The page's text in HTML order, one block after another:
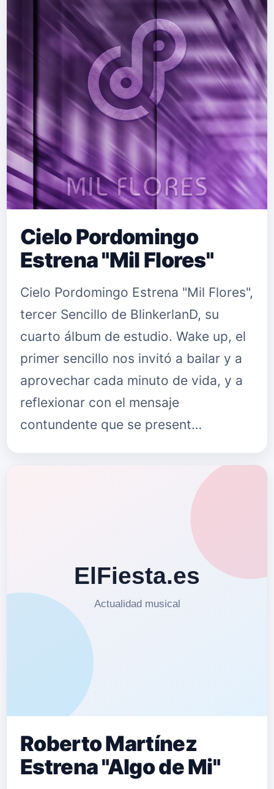
Cielo Pordomingo
Estrena "Mil Flores"
Cielo Pordomingo Estrena "Mil Flores",
tercer Sencillo de BlinkerlanD, su
cuarto álbum de estudio. Wake up, el
primer sencillo nos invitó a bailar y a
aprovechar cada minuto de vida, y a
reflexionar con el mensaje
contundente que se present…
Roberto Martínez
Estrena "Algo de Mi"